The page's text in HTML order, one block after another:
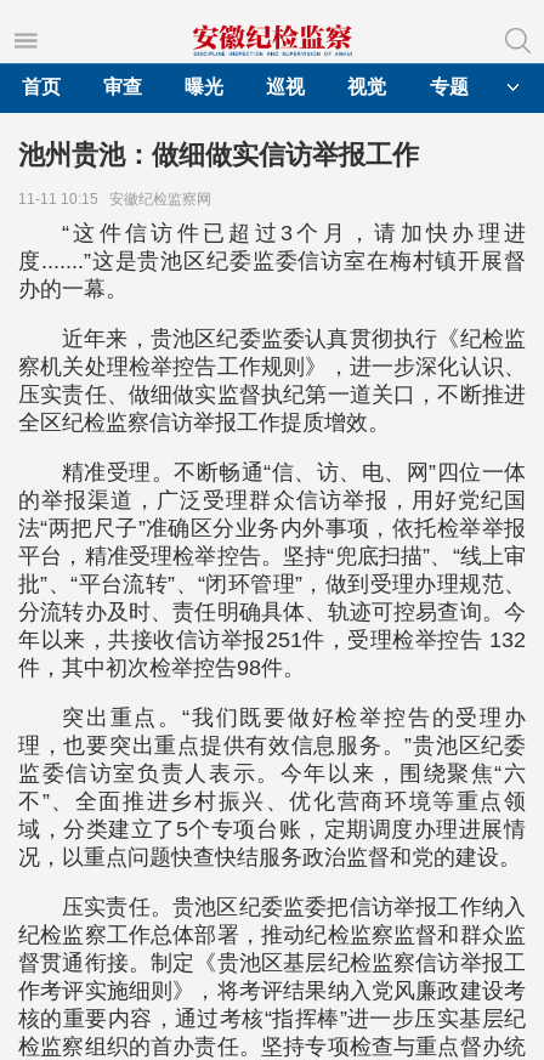
首页
审查 曝光 巡视 视觉 专题
池州贵池：做细做实信访举报工作
11-11 10:15 安徽纪检监察网
“这件信访件已超过3个月，请加快办理进
度.......”这是贵池区纪委监委信访室在梅村镇开展督
办的一幕。
近年来，贵池区纪委监委认真贯彻执行《纪检监
察机关处理检举控告工作规则》，进一步深化认识、
压实责任、做细做实监督执纪第一道关口，不断推进
全区纪检监察信访举报工作提质增效。
精准受理。不断畅通“信、访、电、网”四位一体
的举报渠道，广泛受理群众信访举报，用好党纪国
法“两把尺子”准确区分业务内外事项，依托检举举报
平台，精准受理检举控告。坚持“兜底扫描”、“线上审
批”、“平台流转”、“闭环管理”，做到受理办理规范、
分流转办及时、责任明确具体、轨迹可控易查询。今
年以来，共接收信访举报251件，受理检举控告 132
件，其中初次检举控告98件。
突出重点。“我们既要做好检举控告的受理办
理，也要突出重点提供有效信息服务。”贵池区纪委
监委信访室负责人表示。今年以来，围绕聚焦“六
不”、全面推进乡村振兴、优化营商环境等重点领
域，分类建立了5个专项台账，定期调度办理进展情
况，以重点问题快查快结服务政治监督和党的建设。
压实责任。贵池区纪委监委把信访举报工作纳入
纪检监察工作总体部署，推动纪检监察监督和群众监
督贯通衔接。制定《贵池区基层纪检监察信访举报工
作考评实施细则》，将考评结果纳入党风廉政建设考
核的重要内容，通过考核“指挥棒”进一步压实基层纪
检监察组织的首办责任。坚持专项检查与重点督办统